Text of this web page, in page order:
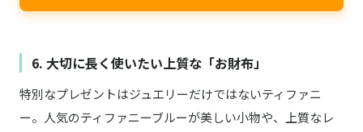
6. 大切に長く使いたい上質な「お財布」
特別なプレゼントはジュエリーだけではないティファニ
ー。人気のティファニーブルーが美しい小物や、上質なレ